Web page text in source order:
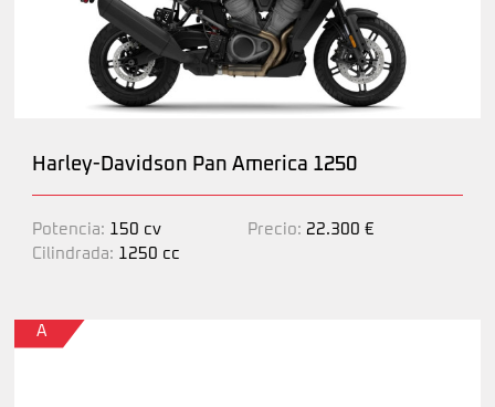
Harley-Davidson Pan America 1250
Potencia: 150 cv
Cilindrada: 1250 cc
Precio: 22.300 €
A